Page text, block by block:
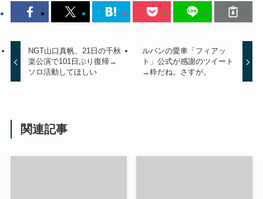
NGT山口真帆、21日の千秋
楽公演で101日ぶり復帰→
ソロ活動してほしい
ルパンの愛車「フィアッ
ト」公式が感謝のツイート
→粋だね。さすが。
関連記事